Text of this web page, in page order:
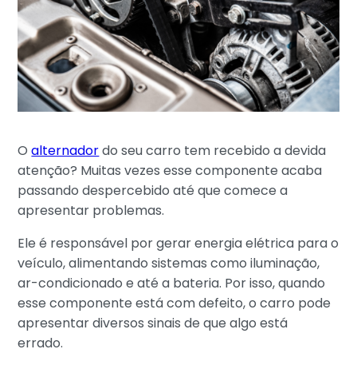
Oalternadordo seu carro tem recebido a devida
atenção? Muitas vezes esse componente acaba
passando despercebido até que comece a
apresentar problemas.
Ele é responsável por gerar energia elétrica para o
veículo, alimentando sistemas como iluminação,
ar-condicionado e até a bateria. Por isso, quando
esse componente está com defeito, o carro pode
apresentar diversos sinais de que algo está
errado.